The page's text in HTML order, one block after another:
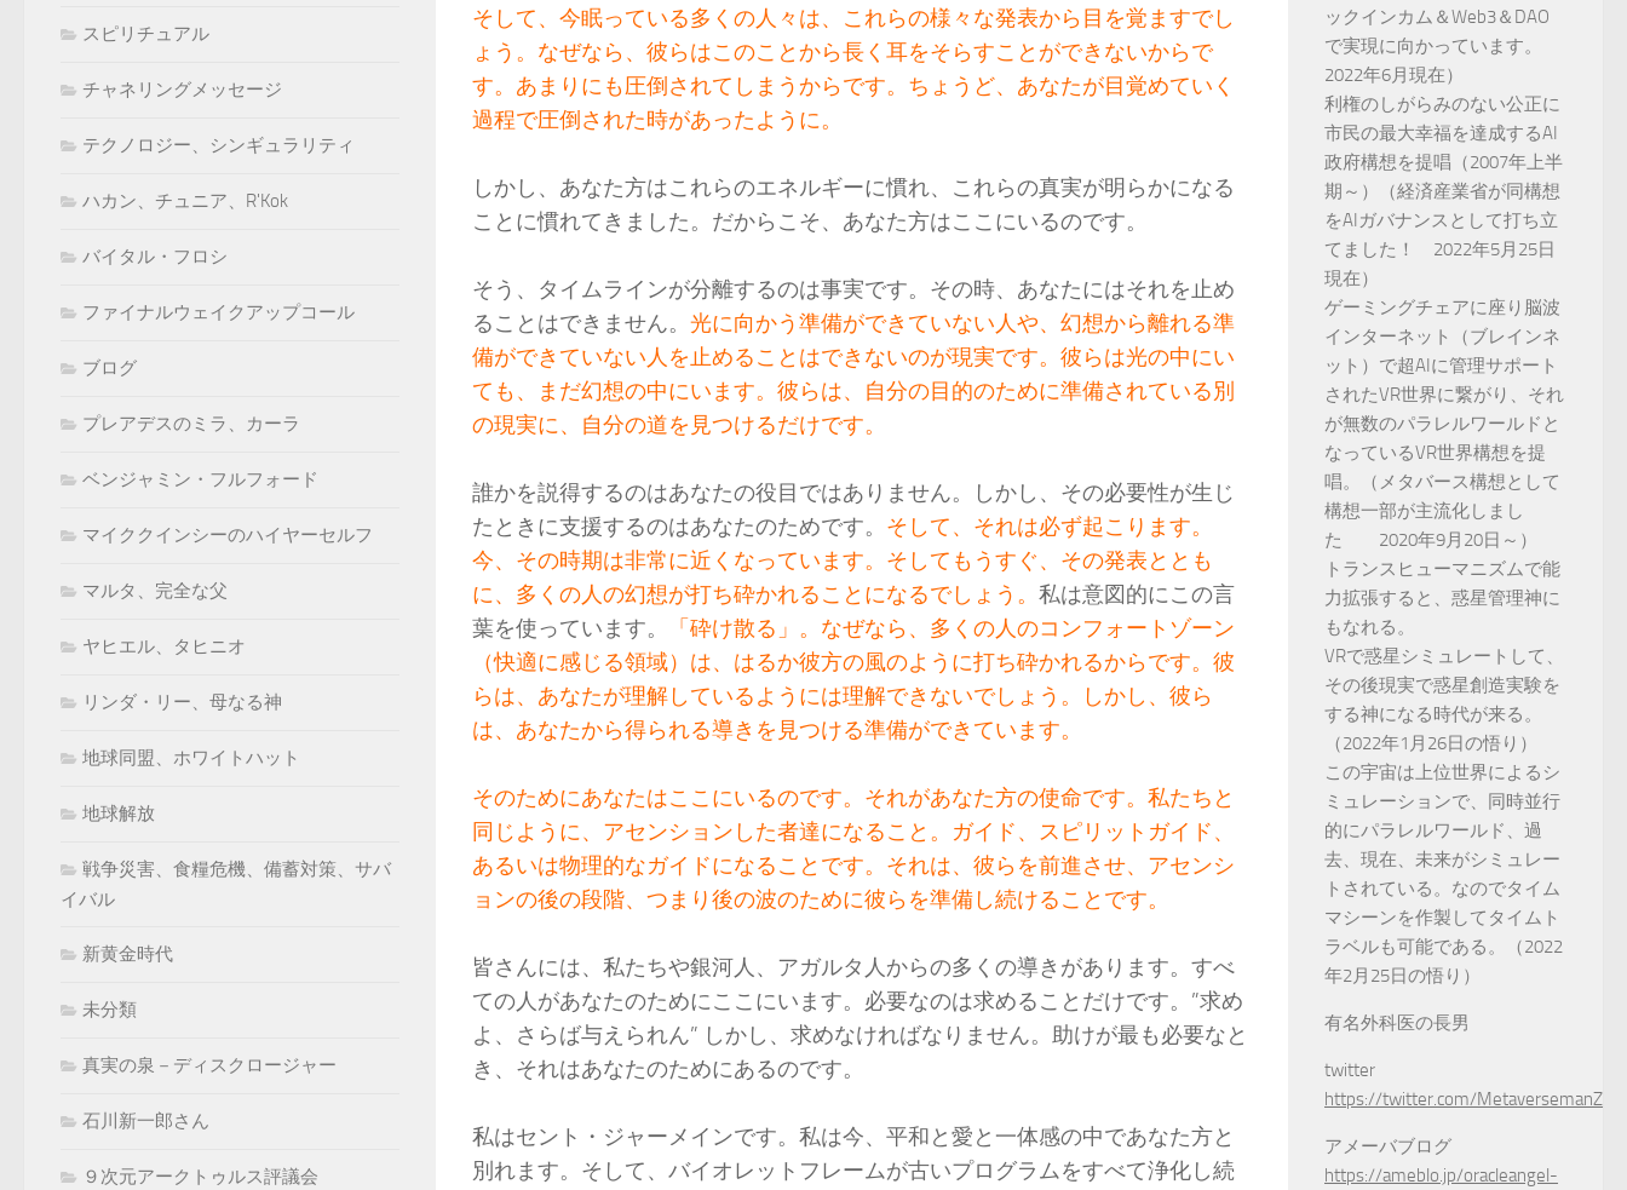
そして、今眠っている多くの人々は、これらの様々な発表から目を覚ますでし
ょう。なぜなら、彼らはこのことから長く耳をそらすことができないからで
す。あまりにも圧倒されてしまうからです。ちょうど、あなたが目覚めていく
過程で圧倒された時があったように。
しかし、あなた方はこれらのエネルギーに慣れ、これらの真実が明らかになる
ことに慣れてきました。だからこそ、あなた方はここにいるのです。
そう、タイムラインが分離するのは事実です。その時、あなたにはそれを止め
ることはできません。 光に向かう準備ができていない人や、幻想から離れる準
備ができていない人を止めることはできないのが現実です。彼らは光の中にい
ても、まだ幻想の中にいます。彼らは、自分の目的のために準備されている別
の現実に、自分の道を見つけるだけです。
誰かを説得するのはあなたの役目ではありません。しかし、その必要性が生じ
たときに支援するのはあなたのためです。 そして、それは必ず起こります。
今、その時期は非常に近くなっています。そしてもうすぐ、その発表ととも
に、多くの人の幻想が打ち砕かれることになるでしょう。 私は意図的にこの言
葉を使っています。
「砕け散る」。なぜなら、多くの人のコンフォートゾーン
（快適に感じる領域）は、はるか彼方の風のように打ち砕かれるからです。彼
らは、あなたが理解しているようには理解できないでしょう。しかし、彼ら
は、あなたから得られる導きを見つける準備ができています。
そのためにあなたはここにいるのです。それがあなた方の使命です。私たちと
同じように、アセンションした者達になること。ガイド、スピリットガイド、
あるいは物理的なガイドになることです。それは、彼らを前進させ、アセンシ
ョンの後の段階、つまり後の波のために彼らを準備し続けることです。
皆さんには、私たちや銀河人、アガルタ人からの多くの導きがあります。すべ
ての人があなたのためにここにいます。必要なのは求めることだけです。”求め
よ、さらば与えられん” しかし、求めなければなりません。助けが最も必要なと
き、それはあなたのためにあるのです。
私はセント・ジャーメインです。私は今、平和と愛と一体感の中であなた方と
別れます。そして、バイオレットフレームが古いプログラムをすべて浄化し続
スピリチュアル
チャネリングメッセージ
テクノロジー、シンギュラリティ
ハカン、チュニア、R'Kok
バイタル・フロシ
ファイナルウェイクアップコール
ブログ
プレアデスのミラ、カーラ
ベンジャミン・フルフォード
マイククインシーのハイヤーセルフ
マルタ、完全な父
ヤヒエル、タヒニオ
リンダ・リー、母なる神
地球同盟、ホワイトハット
地球解放
戦争災害、食糧危機、備蓄対策、サバ
イバル
新黄金時代
未分類
真実の泉－ディスクロージャー
石川新一郎さん
９次元アークトゥルス評議会
ックインカム＆Web3＆DAO
で実現に向かっています。
2022年6月現在）
利権のしがらみのない公正に
市民の最大幸福を達成するAI
政府構想を提唱（2007年上半
期～）（経済産業省が同構想
をAIガバナンスとして打ち立
てました！ 2022年5月25日
現在）
ゲーミングチェアに座り脳波
インターネット（ブレインネ
ット）で超AIに管理サポート
されたVR世界に繋がり、それ
が無数のパラレルワールドと
なっているVR世界構想を提
唱。（メタバース構想として
構想一部が主流化しまし
た 2020年9月20日～）
トランスヒューマニズムで能
力拡張すると、惑星管理神に
もなれる。
VRで惑星シミュレートして、
その後現実で惑星創造実験を
する神になる時代が来る。
（2022年1月26日の悟り）
この宇宙は上位世界によるシ
ミュレーションで、同時並行
的にパラレルワールド、過
去、現在、未来がシミュレー
トされている。なのでタイム
マシーンを作製してタイムト
ラベルも可能である。（2022
年2月25日の悟り）
有名外科医の長男
twitter
https://twitter.com/MetaversemanZ
アメーバブログ
https://ameblo.jp/oracleangel-